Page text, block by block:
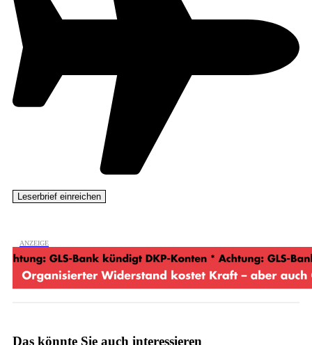
Das könnte Sie auch interessieren